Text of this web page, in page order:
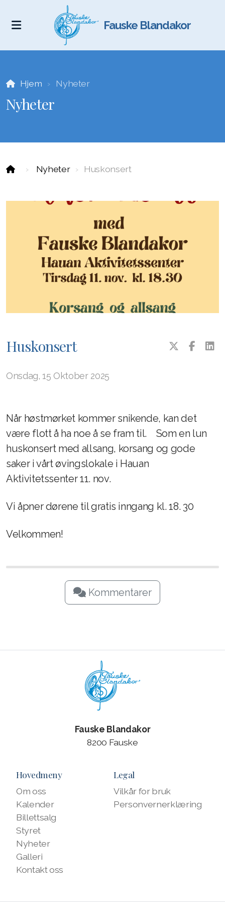
Fauske Blandakor
Hjem Nyheter
Nyheter
Nyheter Huskonsert
Huskonsert
Onsdag, 15 Oktober 2025
Når høstmørket kommer snikende, kan det
være flott å ha noe å se fram til. Som en lun
huskonsert med allsang, korsang og gode
saker i vårt øvingslokale i Hauan
Aktivitetssenter 11. nov.
Vi åpner dørene til gratis inngang kl. 18. 30
Velkommen!
Kommentarer
Fauske Blandakor
8200 Fauske
Hovedmeny
Om oss
Kalender
Billettsalg
Styret
Nyheter
Galleri
Kontakt oss
Legal
Vilkår for bruk
Personvernerklæring